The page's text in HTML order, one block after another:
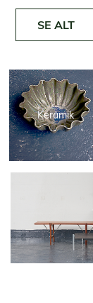
Keramik
SE ALT